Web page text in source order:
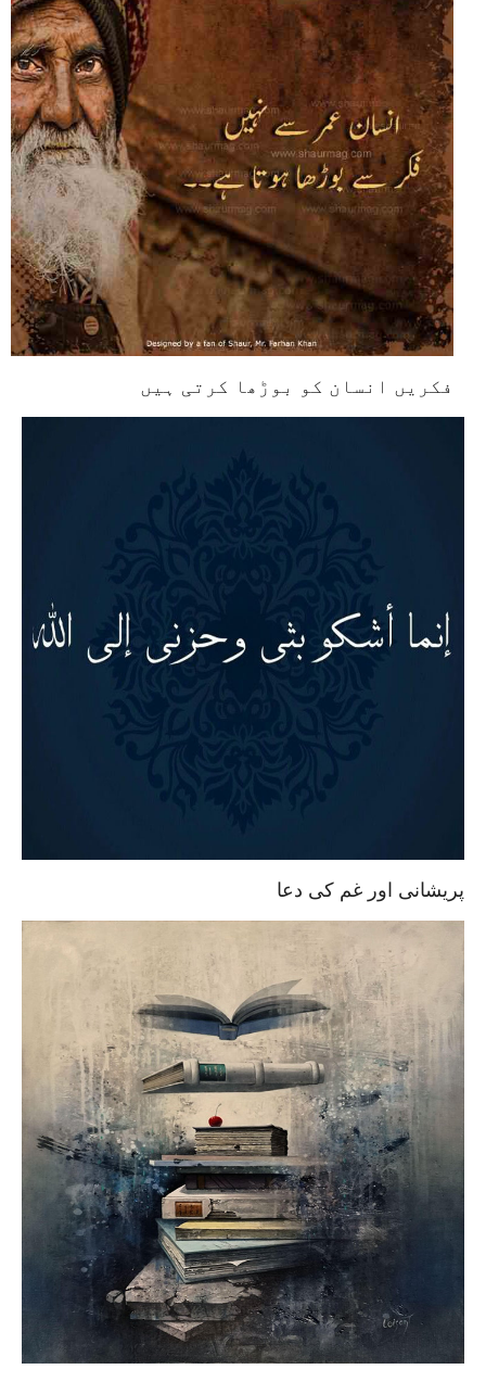
فکریں انسان کو بوڑھا کرتی ہیں
پریشانی اور غم کی دعا